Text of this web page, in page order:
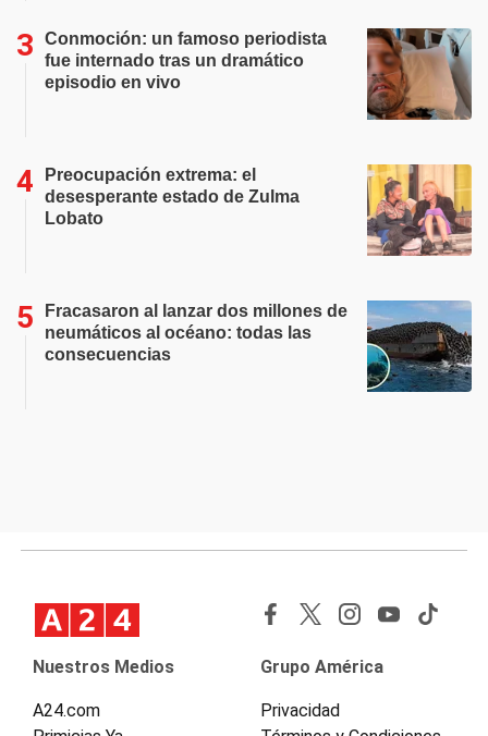
Conmoción: un famoso periodista
fue internado tras un dramático
episodio en vivo
Preocupación extrema: el
desesperante estado de Zulma
Lobato
Fracasaron al lanzar dos millones de
neumáticos al océano: todas las
consecuencias
Nuestros Medios
A24.com
Grupo América
Privacidad